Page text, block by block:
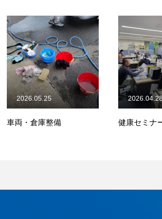
車両・倉庫整備
2026.05.25
健康セミナ